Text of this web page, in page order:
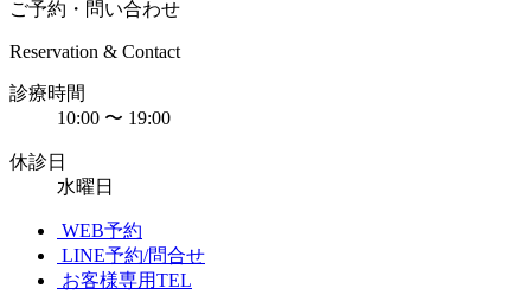
ご予約・問い合わせ
Reservation & Contact
診療時間
10:00 〜 19:00
休診日
水曜日
WEB予約
LINE予約/問合せ
お客様専用TEL